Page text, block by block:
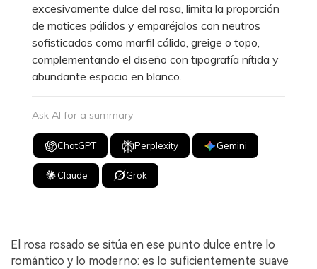
excesivamente dulce del rosa, limita la proporción
de matices pálidos y emparéjalos con neutros
sofisticados como marfil cálido, greige o topo,
complementando el diseño con tipografía nítida y
abundante espacio en blanco.
Ask AI for a summary
ChatGPT Perplexity Gemini
Claude Grok
El rosa rosado se sitúa en ese punto dulce entre lo
romántico y lo moderno: es lo suficientemente suave